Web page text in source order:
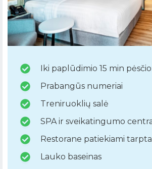
Iki paplūdimio 15 min
Prabangūs numeriai
Treniruoklių salė
SPA ir sveikatingumo
Restorane patiekiami
Lauko baseinas